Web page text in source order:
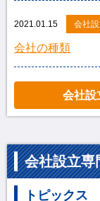
2021.01.15 会社
会社の種類
会社設
会社設立専
トピックス